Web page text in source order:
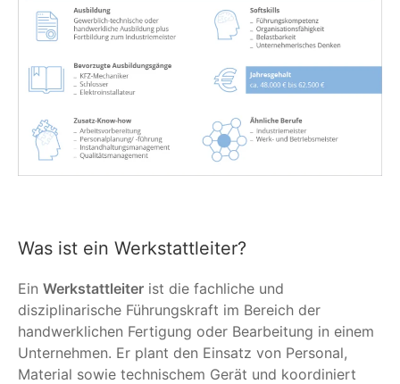
Was ist ein Werkstattleiter?
Ein Werkstattleiter ist die fachliche und
disziplinarische Führungskraft im Bereich der
handwerklichen Fertigung oder Bearbeitung in einem
Unternehmen. Er plant den Einsatz von Personal,
Material sowie technischem Gerät und koordiniert